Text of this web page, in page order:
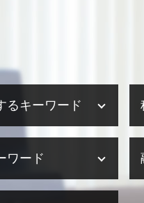
るキーワード
デメリット
ワード